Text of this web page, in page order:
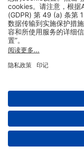
购物&线上预定
关于我们
版权 2004- 2026 Fraport